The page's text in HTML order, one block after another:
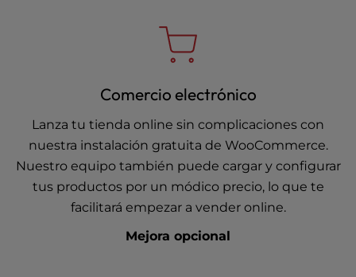
Comercio electrónico
Lanza tu tienda online sin complicaciones con
nuestra instalación gratuita de WooCommerce.
Nuestro equipo también puede cargar y configurar
tus productos por un módico precio, lo que te
facilitará empezar a vender online.
Mejora opcional